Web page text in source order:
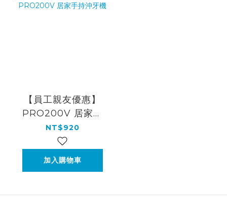
【員工親友優惠】
PRO200V 居家手
持沖牙機
NT$920
加入購物車